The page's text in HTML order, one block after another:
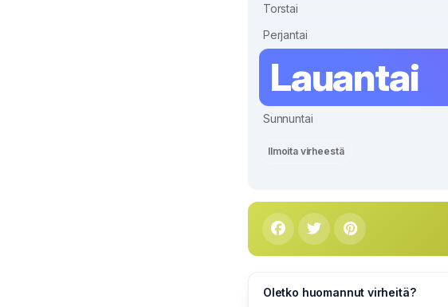
Torstai
Perjantai
Lauantai
Sunnuntai
Ilmoita virheestä
Oletko huomannut virheitä?